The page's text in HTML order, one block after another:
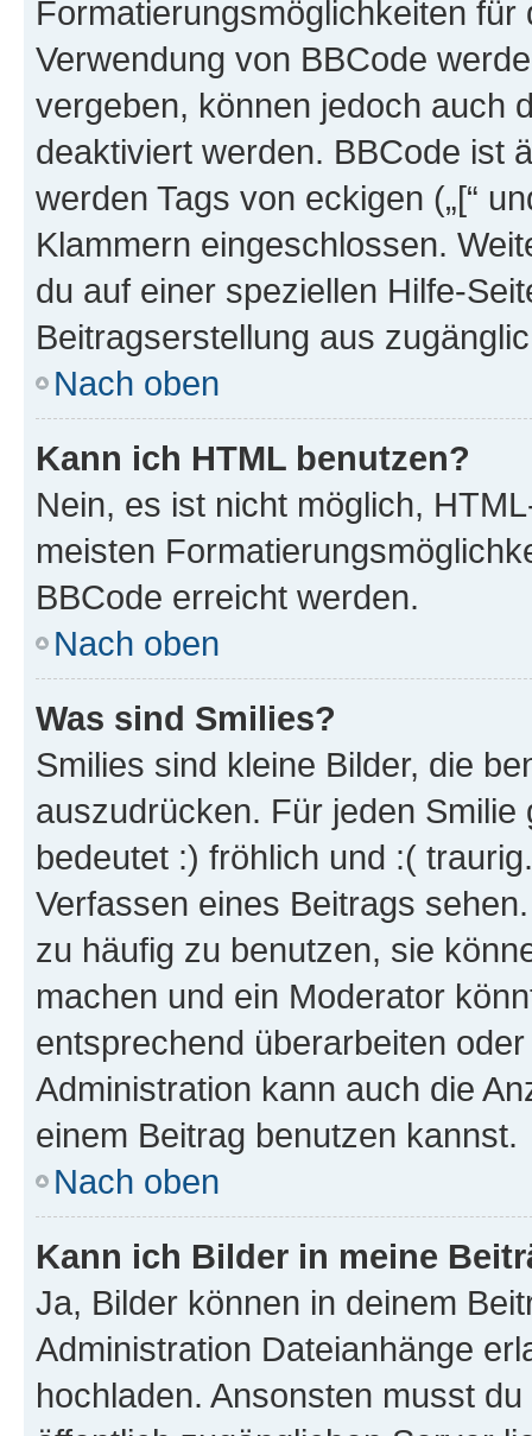
Formatierungsmöglichkeiten
Verwendung von BBCode
vergeben, können jedoch auch
deaktiviert werden. BBCode ist
werden Tags von eckigen („[“
Klammern eingeschlossen.
du auf einer speziellen Hilfe-
Beitragserstellung aus
Nach oben
Kann ich HTML benutzen?
Nein, es ist nicht möglich,
meisten
BBCode erreicht werden.
Nach oben
Was sind Smilies?
Smilies sind kleine Bilder, die
auszudrücken. Für jeden
bedeutet :) fröhlich und :(
Verfassen eines Beitrags
zu häufig zu benutzen, sie
machen und ein Moderator
entsprechend überarbeiten
Administration kann auch die
einem Beitrag benutzen kannst.
Nach oben
Kann ich Bilder in meine
Ja, Bilder können in deinem
Administration Dateianhänge
hochladen. Ansonsten musst